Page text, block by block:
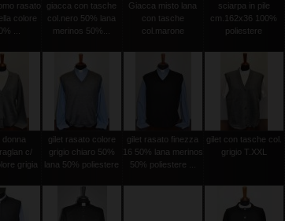
rasato
colore
...
giacca con tasche
col.nero 50% lana
merinos 50%...
Giacca misto lana
con tasche
col.marone
sciarpa in pile
cm.162x36 100%
poliestere
donna
c/
grigia
gilet rasato colore
grigio chiaro 50%
lana 50% poliestere
gilet rasato finezza
16 50% lana merinos
50% poliestere ...
gilet con tasche col.
grigio T.XXL